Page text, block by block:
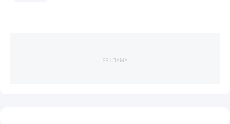
РЕКЛАМА